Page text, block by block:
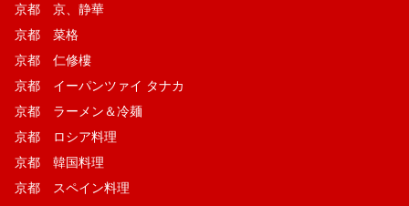
京都 京、静華
京都 菜格
京都 仁修樓
京都 イーパンツァイ タナカ
京都 ラーメン＆冷麺
京都 ロシア料理
京都 韓国料理
京都 スペイン料理